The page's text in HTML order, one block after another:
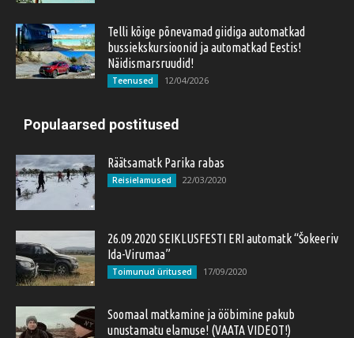
Telli kõige põnevamad giidiga automatkad
bussiekskursioonid ja automatkad Eestis!
Näidismarsruudid!
Teenused 12/04/2026
Populaarsed postitused
Räätsamatk Parika rabas
Reisielamused 22/03/2020
26.09.2020 SEIKLUSFESTI ERI automatk “Šokeeriv
Ida-Virumaa”
Toimunud üritused 17/09/2020
Soomaal matkamine ja ööbimine pakub
unustamatu elamuse! (VAATA VIDEOT!)